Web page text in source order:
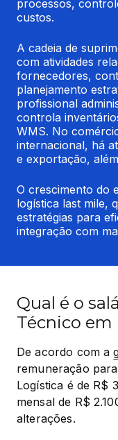
processos,
custos.
A cadeia de
com atividades
fornecedores,
planejamento
profissional
controla
WMS. No
internacional, há
e exportação,
O crescimento do
logística last mile,
estratégias para
integração com
Qual é o
Técnico em
De acordo com a
remuneração
Logística é de R$
mensal de R$
alterações.